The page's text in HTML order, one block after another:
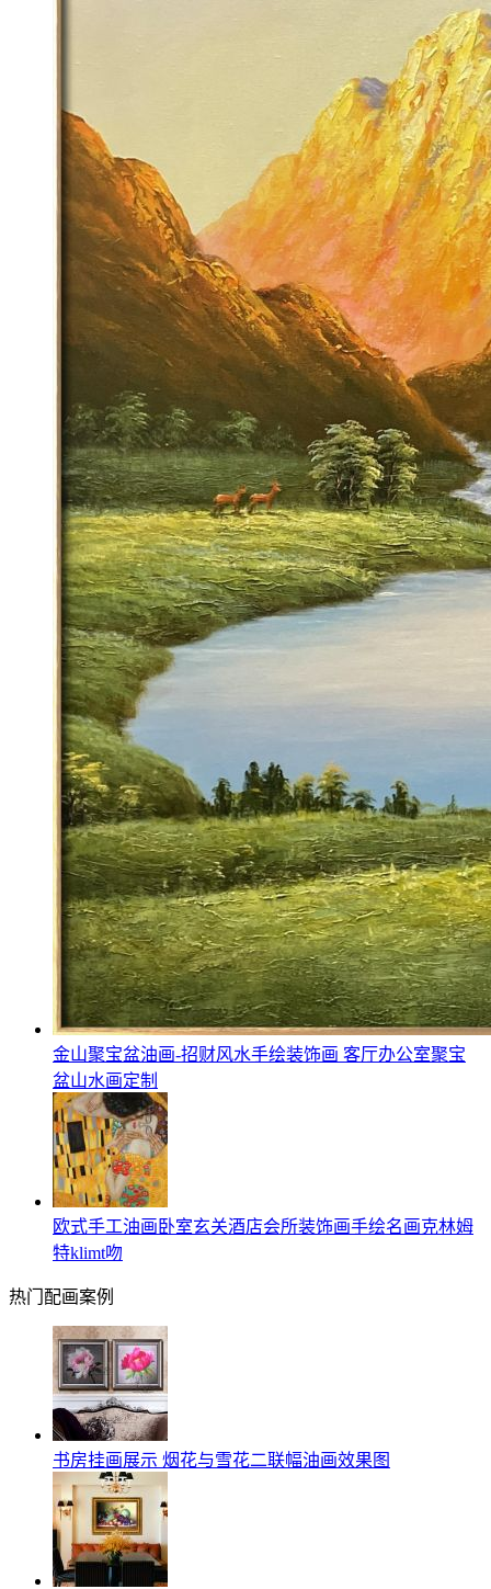
金山聚宝盆油画-招财风水手绘装饰画 客厅办公室聚宝
盆山水画定制
欧式手工油画卧室玄关酒店会所装饰画手绘名画克林姆
特klimt吻
热门配画案例
书房挂画展示 烟花与雪花二联幅油画效果图